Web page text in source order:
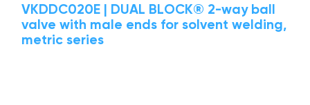
VKDDC020E | DUAL BLOCK® 2-way ball
valve with male ends for solvent welding,
metric series